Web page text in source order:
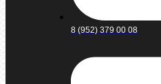
8 (952) 379 00 08